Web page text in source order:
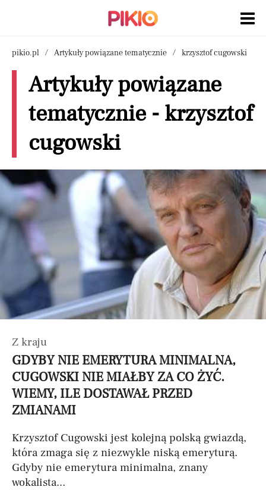
pikio.pl Artykuły powiązane tematycznie krzysztof cugowski
Artykuły powiązane
tematycznie - krzysztof
cugowski
Z kraju
GDYBY NIE EMERYTURA MINIMALNA,
CUGOWSKI NIE MIAŁBY ZA CO ŻYĆ.
WIEMY, ILE DOSTAWAŁ PRZED
ZMIANAMI
Krzysztof Cugowski jest kolejną polską gwiazdą,
która zmaga się z niezwykle niską emeryturą.
Gdyby nie emerytura minimalna, znany
wokalista...